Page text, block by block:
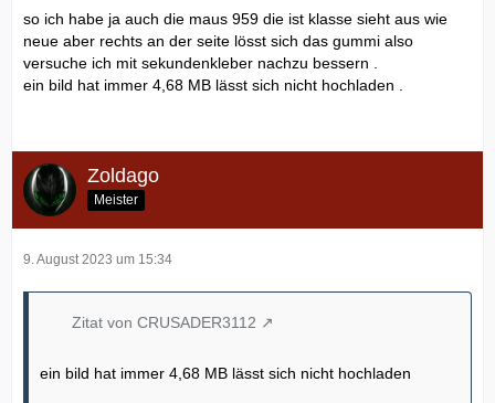
so ich habe ja auch die maus 959 die ist klasse sieht aus wie
neue aber rechts an der seite lösst sich das gummi also
versuche ich mit sekundenkleber nachzu bessern .
ein bild hat immer 4,68 MB lässt sich nicht hochladen .
Zoldago
Meister
9. August 2023 um 15:34
Zitat von CRUSADER3112
ein bild hat immer 4,68 MB lässt sich nicht hochladen